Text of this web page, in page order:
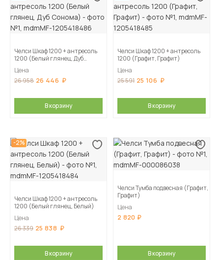
Челси Шкаф 1200 + антресоль
1200 (Белый глянец, Дуб
Цена
26 958 26 446
В корзину
Челси Шкаф 1200 + антресоль
1200 (Графит, Графит)
Цена
25 591 25 106
В корзину
-2%
Челси Шкаф 1200 + антресоль
1200 (Белый глянец, Белый)
Цена
26 339 25 838
В корзину
Челси Тумба подвесная (Графит,
Графит)
Цена
2 820
В корзину